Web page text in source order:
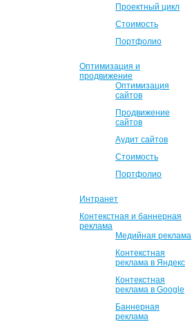
Проектный цикл
Стоимость
Портфолио
Оптимизация и
продвижение
Оптимизация
сайтов
Продвижение
сайтов
Аудит сайтов
Стоимость
Портфолио
Интранет
Контекстная и баннерная
реклама
Медийная реклама
Контекстная
реклама в Яндекс
Контекстная
реклама в Google
Баннерная
реклама